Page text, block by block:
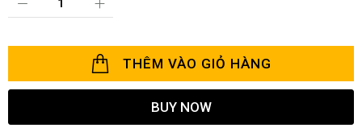
THÊM VÀO GIỎ HÀNG
BUY NOW